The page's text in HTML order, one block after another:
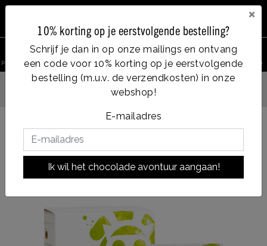
×
10% korting op je eerstvolgende bestelling?
Schrijf je dan in op onze mailings en ontvang
een code voor 10% korting op je eerstvolgende
bestelling (m.u.v. de verzendkosten) in onze
webshop!
E-mailadres
Ik wil het chocolade avontuur aangaan!
Op werkdagen voor 14:00u besteld = dezelfde dag verzonden
Terug naar HOME|Madagascar
Madagascar
product zoeken Account Menu Verlanglijst Winkelwagen